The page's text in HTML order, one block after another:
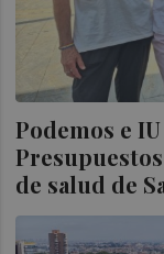
Podemos e
de salud de